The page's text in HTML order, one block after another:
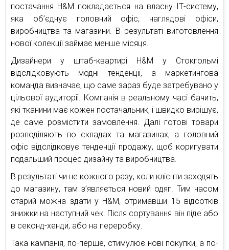
постачання H&M покладається на власну ІТ-систему,
яка об’єднує головний офіс, наглядові офіси,
виробництва та магазини. В результаті виготовлення
нової колекції займає менше місяця.
Дизайнери у штаб-квартирі H&M у Стокгольмі
відслідковують модні тенденції, а маркетингова
команда визначає, що саме зараз буде затребувано у
цільової аудиторії. Компанія в реальному часі бачить,
які тканини має кожен постачальник, і швидко вирішує,
де саме розмістити замовлення. Далі готові товари
розподіляють по складах та магазинах, а головний
офіс відслідковує тенденції продажу, щоб коригувати
подальший процес дизайну та виробництва.
В результаті чи не кожного разу, коли клієнти заходять
до магазину, там з’являється новий одяг. Тим часом
старий можна здати у H&M, отримавши 15 відсотків
знижки на наступний чек. Після сортування він піде або
в секонд-хенди, або на переробку.
Така кампанія, по-перше, стимулює нові покупки, а по-